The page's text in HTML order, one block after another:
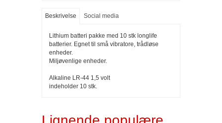
Beskrivelse Social media
Lithium batteri pakke med 10 stk longlife
batterier. Egnet til små vibratore, trådløse
enheder.
Miljøvenlige enheder.
Alkaline LR-44 1,5 volt
indeholder 10 stk.